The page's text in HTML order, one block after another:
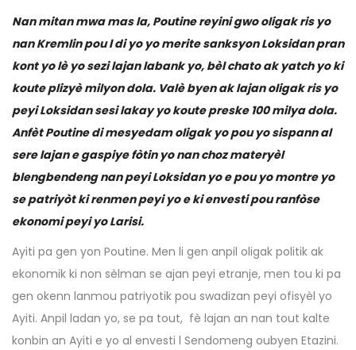
Nan mitan mwa mas la, Poutine reyini gwo oligak ris yo
nan Kremlin pou l di yo yo merite sanksyon Loksidan pran
kont yo lè yo sezi lajan labank yo, bèl chato ak yatch yo ki
koute plizyè milyon dola. Valè byen ak lajan oligak ris yo
peyi Loksidan sesi lakay yo koute preske 100 milya dola.
Anfèt Poutine di mesyedam oligak yo pou yo sispann al
sere lajan e gaspiye fòtin yo nan choz materyèl
blengbendeng nan peyi Loksidan yo e pou yo montre yo
se patriyòt ki renmen peyi yo e ki envesti pou ranfòse
ekonomi peyi yo Larisi.
Ayiti pa gen yon Poutine. Men li gen anpil oligak politik ak
ekonomik ki non sèlman se ajan peyi etranje, men tou ki pa
gen okenn lanmou patriyotik pou swadizan peyi ofisyèl yo
Ayiti. Anpil ladan yo, se pa tout, fè lajan an nan tout kalte
konbin an Ayiti e yo al envesti l Sendomeng oubyen Etazini.